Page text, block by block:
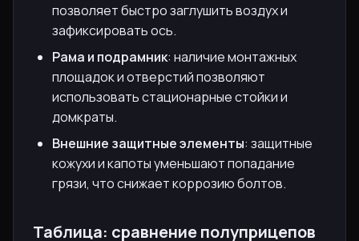
позволяет быстро заглушить воздух и
зафиксировать ось.
Рама и подрамник: наличие монтажных
площадок и отверстий позволяют
использовать стационарные стойки и
домкраты.
Внешние защитные элементы: защитные
кожухи и капоты уменьшают попадание
грязи, что снижает коррозию болтов.
Таблица: сравнение полуприцепов